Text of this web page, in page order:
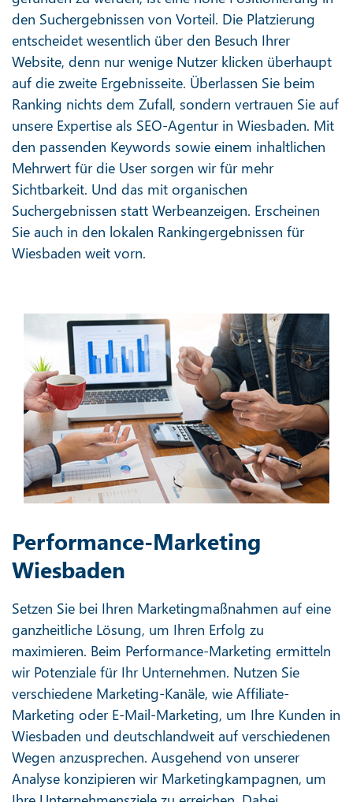
den Suchergebnissen von Vorteil. Die Platzierung
entscheidet wesentlich über den Besuch Ihrer
Website, denn nur wenige Nutzer klicken überhaupt
auf die zweite Ergebnisseite. Überlassen Sie beim
Ranking nichts dem Zufall, sondern vertrauen Sie auf
unsere Expertise als SEO-Agentur in Wiesbaden. Mit
den passenden Keywords sowie einem inhaltlichen
Mehrwert für die User sorgen wir für mehr
Sichtbarkeit. Und das mit organischen
Suchergebnissen statt Werbeanzeigen. Erscheinen
Sie auch in den lokalen Rankingergebnissen für
Wiesbaden weit vorn.
Performance-Marketing
Wiesbaden
Setzen Sie bei Ihren Marketingmaßnahmen auf eine
ganzheitliche Lösung, um Ihren Erfolg zu
maximieren. Beim Performance-Marketing ermitteln
wir Potenziale für Ihr Unternehmen. Nutzen Sie
verschiedene Marketing-Kanäle, wie Affiliate-
Marketing oder E-Mail-Marketing, um Ihre Kunden in
Wiesbaden und deutschlandweit auf verschiedenen
Wegen anzusprechen. Ausgehend von unserer
Analyse konzipieren wir Marketingkampagnen, um